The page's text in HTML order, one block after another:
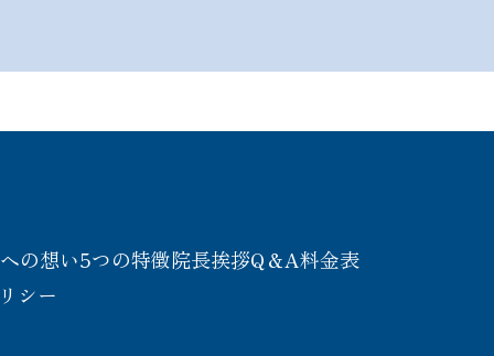
の想い5つの特徴院長挨拶Q＆A料金表
シー